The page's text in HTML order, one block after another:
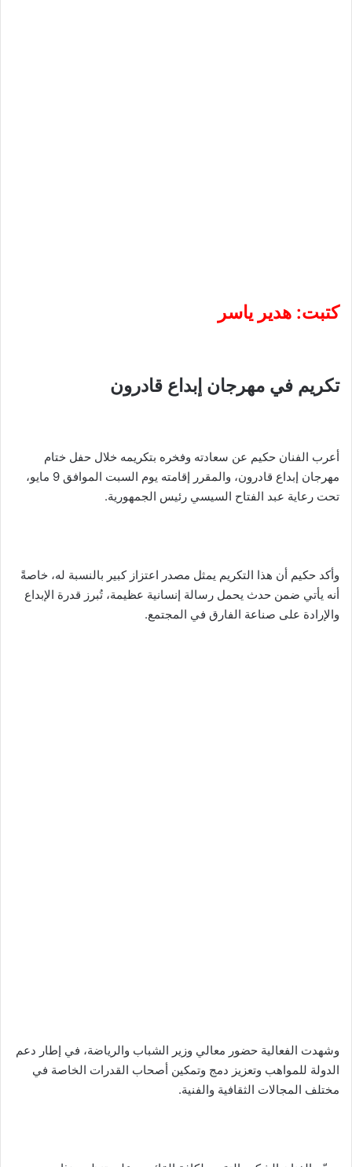
كتبت: هدير ياسر
تكريم في مهرجان إبداع قادرون
أعرب الفنان حكيم عن سعادته وفخره بتكريمه خلال حفل ختام
مهرجان إبداع قادرون، والمقرر إقامته يوم السبت الموافق 9 مايو،
تحت رعاية عبد الفتاح السيسي رئيس الجمهورية.
وأكد حكيم أن هذا التكريم يمثل مصدر اعتزاز كبير بالنسبة له، خاصةً
أنه يأتي ضمن حدث يحمل رسالة إنسانية عظيمة، تُبرز قدرة الإبداع
والإرادة على صناعة الفارق في المجتمع.
وشهدت الفعالية حضور معالي وزير الشباب والرياضة، في إطار دعم
الدولة للمواهب وتعزيز دمج وتمكين أصحاب القدرات الخاصة في
مختلف المجالات الثقافية والفنية.